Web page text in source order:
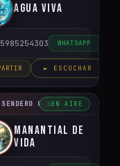
Agua Viva
WHATSAPP
► ESCUCHAR
CRISTIANO
EN AIRE
Manantial de
Vida